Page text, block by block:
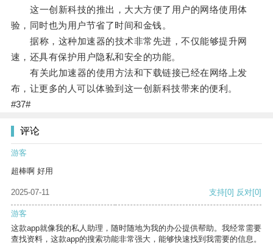
这一创新科技的推出，大大方便了用户的网络使用体
验，同时也为用户节省了时间和金钱。
据称，这种加速器的技术非常先进，不仅能够提升网
速，还具有保护用户隐私和安全的功能。
有关此加速器的使用方法和下载链接已经在网络上发
布，让更多的人可以体验到这一创新科技带来的便利。
#37#
评论
游客
超棒啊 好用
2025-07-11 支持[0] 反对[0]
游客
这款app就像我的私人助理，随时随地为我的办公提供帮助。我经常需要
查找资料，这款app的搜索功能非常强大，能够快速找到我需要的信息。